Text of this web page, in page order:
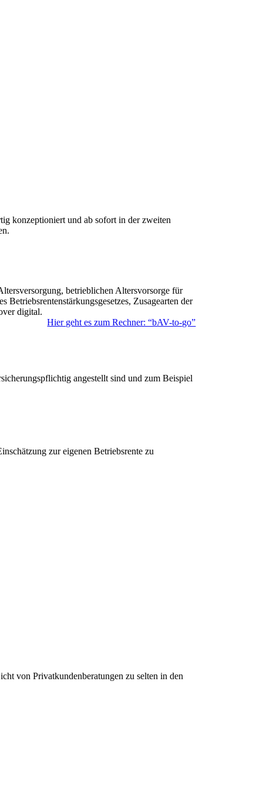
konzeptioniert und ab sofort in der zweiten
Hier geht es zum Rechner: “bAV-to-go”
angestellt sind und zum Beispiel
zur eigenen Betriebsrente zu
von Privatkundenberatungen zu selten in den